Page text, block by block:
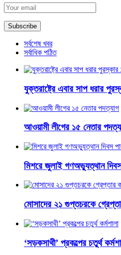
সর্বশেষ খবর
সর্বাধিক পঠিত
যুক্তরাষ্ট্রে এবার সাপ ধরার
আওয়ামী লীগের ১৫ নেতার
মিশরে জুলাই গণঅভ্যুত্থান
মোসাদের ২১ গুপ্তচরকে
‘সড়কসাথী’ প্রকল্পের চতুর্থ